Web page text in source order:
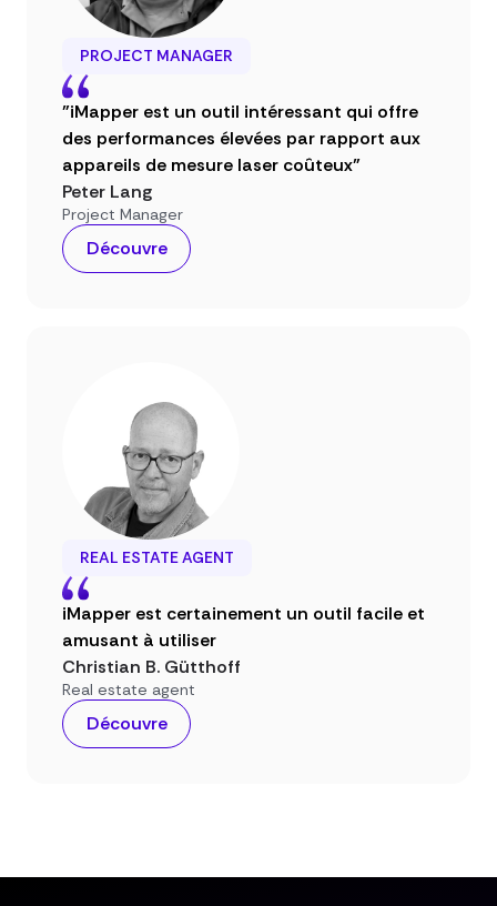
PROJECT MANAGER
"iMapper est un outil intéressant qui offre
des performances élevées par rapport aux
appareils de mesure laser coûteux"
Peter Lang
Project Manager
Découvre
REAL ESTATE AGENT
iMapper est certainement un outil facile et
amusant à utiliser
Christian B. Gütthoff
Real estate agent
Découvre